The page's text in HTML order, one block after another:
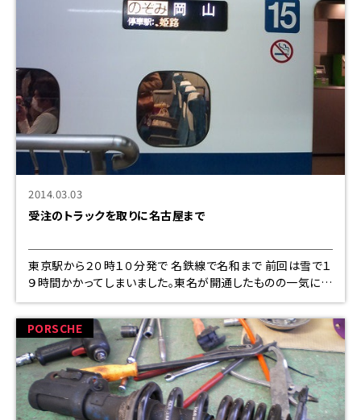
2014.03.03
受注のトラックを取りに名古屋まで
東京駅から２０時１０分発で 名鉄線で名和まで 前回は雪で１
９時間かかってしまいました。東名が開通したものの一気にな
だれ込み 大渋滞でしたが今回は８時間かな午前４時には帰
れそうです
PORSCHE